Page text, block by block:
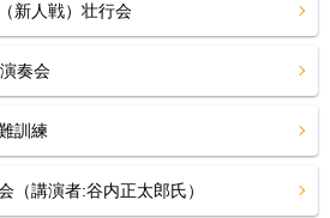
新人戦）壮行会
奏会
訓練
（講演者:谷内正太郎氏）